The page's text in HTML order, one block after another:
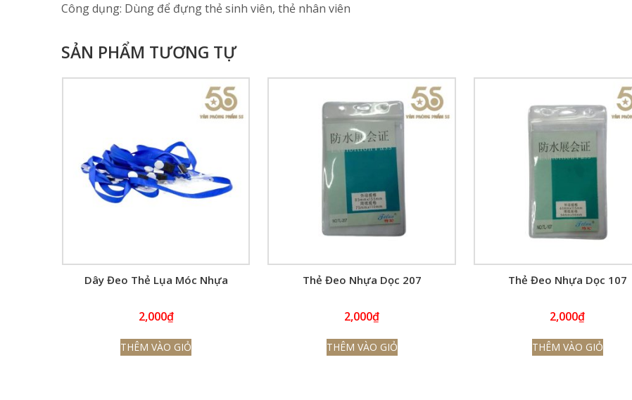
Công dụng: Dùng để đựng thẻ sinh viên, thẻ nhân viên
SẢN PHẨM TƯƠNG TỰ
Dây Đeo Thẻ Lụa Móc Nhựa
2,000₫
THÊM VÀO GIỎ
Thẻ Đeo Nhựa Dọc 207
2,000₫
THÊM VÀO GIỎ
Thẻ Đeo Nhựa Dọc 107
2,000₫
THÊM VÀO GIỎ